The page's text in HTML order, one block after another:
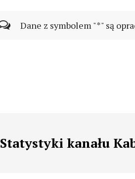
Dane z symbolem "*" są
Statystyki kanału